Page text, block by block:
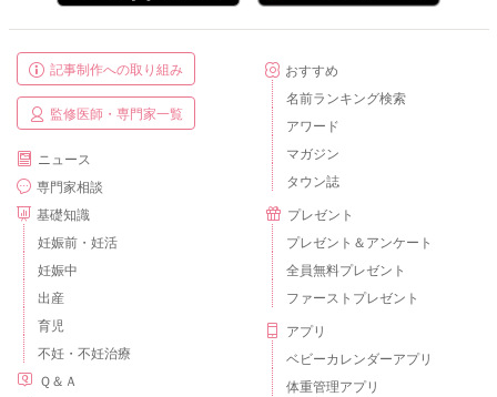
記事制作への取り組み
監修医師・専門家一覧
ニュース
専門家相談
基礎知識
妊娠前・妊活
妊娠中
出産
育児
不妊・不妊治療
Ｑ＆Ａ
おすすめ
名前ランキング検索
アワード
マガジン
タウン誌
プレゼント
プレゼント＆アンケート
全員無料プレゼント
ファーストプレゼント
アプリ
ベビーカレンダーアプリ
体重管理アプリ